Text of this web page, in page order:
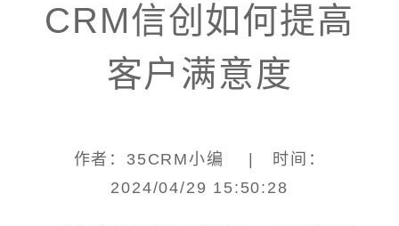
CRM信创如何提高
客户满意度
作者：35CRM小编 | 时间：
2024/04/29 15:50:28